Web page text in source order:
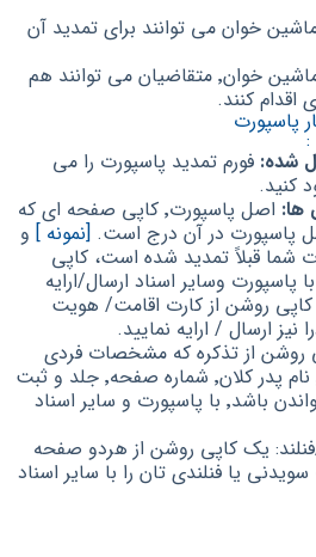
ماشین خوان می توانند برای تمدید آن
برای تمدید پاسپورت های ماشین خوان٬ متقاضیان می توانند هم
کنند.
پاسپورت
:
شده: فورم تمدید پاسپورت را می
کنید.
ها:
اصل پاسپورت٬ کاپی صفحه ای که
پاسپورت در آن درج است. [نمونه ] و
شما قبلاً تمدید شده است، کاپی
پاسپورت وسایر اسناد ارسال/ارایه
روشن از کارت اقامت/ هویت
ارسال / ارایه نمایید.
روشن از تذکره که مشخصات فردی
تان مثل نام٬ نام پدر٬ نام پدر کلان٬ شماره صفحه٬ جلد و ثبت
آن به روشنی قابل خواندن باشد٬ با پاسپورت و سایر اسناد
یک کاپی روشن از هردو صفحه
یا فنلندی تان را با سایر اسناد